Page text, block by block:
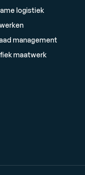
logistiek
management
maatwerk